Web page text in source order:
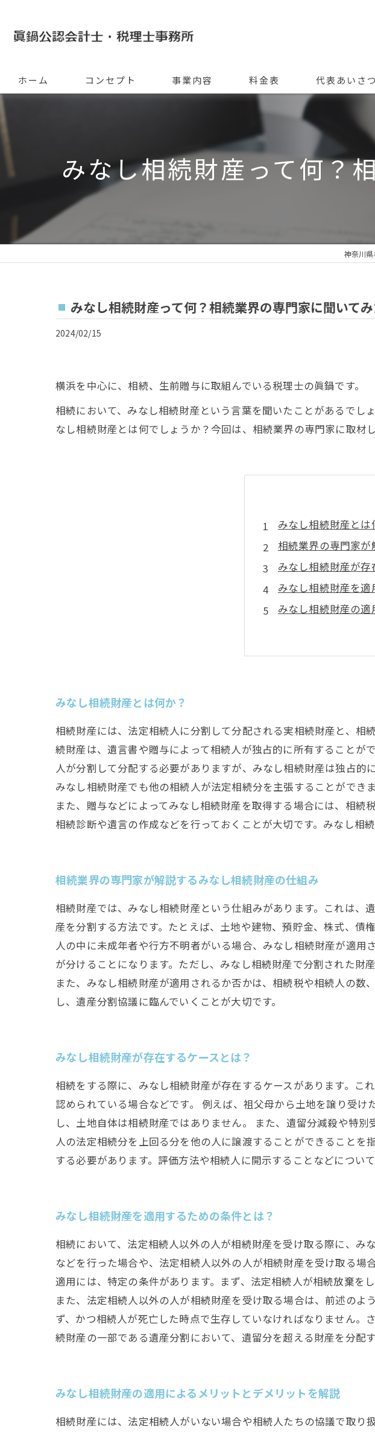
ホーム コンセプト 事業内容 料金表 代表あいさつ
みなし相続財産って何？
神奈川
みなし相続財産って何？相続業界の専門家に聞いてみ
2024/02/15
横浜を中心に、相続、生前贈与に取組んでいる税理士の眞鍋です。
相続において、みなし相続財産という言葉を聞いたことがあるで
なし相続財産とは何でしょうか？今回は、相続業界の専門家に取材
みなし相続財産とは
相続業界の専門家
みなし相続財産が存
みなし相続財産を
みなし相続財産の
みなし相続財産とは何か？
相続財産には、法定相続人に分割して分配される実相続財産と、
続財産は、遺言書や贈与によって相続人が独占的に所有すること
人が分割して分配する必要がありますが、みなし相続財産は独占的
みなし相続財産でも他の相続人が法定相続分を主張することができ
また、贈与などによってみなし相続財産を取得する場合には、相
相続診断や遺言の作成などを行っておくことが大切です。みなし相
相続業界の専門家が解説するみなし相続財産の仕組み
相続財産では、みなし相続財産という仕組みがあります。これは
産を分割する方法です。たとえば、土地や建物、預貯金、株式、債
人の中に未成年者や行方不明者がいる場合、みなし相続財産が適
が分けることになります。ただし、みなし相続財産で分割された財
また、みなし相続財産が適用されるか否かは、相続税や相続人の
し、遺産分割協議に臨んでいくことが大切です。
みなし相続財産が存在するケースとは？
相続をする際に、みなし相続財産が存在するケースがあります。
認められている場合などです。 例えば、祖父母から土地を譲り受
し、土地自体は相続財産ではありません。 また、遺留分減殺や特
人の法定相続分を上回る分を他の人に譲渡することができること
する必要があります。評価方法や相続人に開示することなどについ
みなし相続財産を適用するための条件とは？
相続において、法定相続人以外の人が相続財産を受け取る際に、
などを行った場合や、法定相続人以外の人が相続財産を受け取る
適用には、特定の条件があります。まず、法定相続人が相続放棄を
また、法定相続人以外の人が相続財産を受け取る場合は、前述の
ず、かつ相続人が死亡した時点で生存していなければなりません
続財産の一部である遺産分割において、遺留分を超える財産を分配
みなし相続財産の適用によるメリットとデメリットを解説
相続財産には、法定相続人がいない場合や相続人たちの協議で取